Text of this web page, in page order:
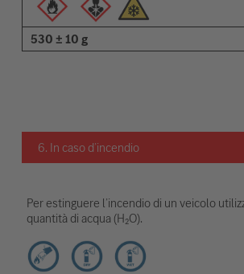
530 ± 10 g
6. In caso d’incendio
Per estinguere l’incendio di un veicolo
quantità di acqua (H₂O).